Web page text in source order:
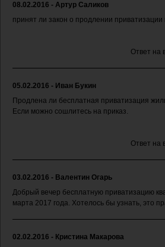
08.02.2016 - Артур Саликов
принят ли закон о продлении приватизации
Ответ на
05.02.2016 - Иван Букин
Продлена ли бесплатная приватизация
Если можно сошлитесь на приказ.
Ответ на
03.02.2016 - Валентин Огарь
Добрый вечер бесплатную приватизацию
марта 2017 года. Хотелось бы узнать, это
02.02.2016 - Кристина Макарова